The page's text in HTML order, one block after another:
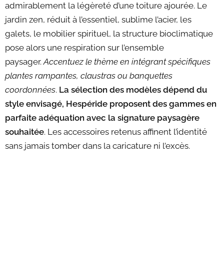
admirablement la légèreté d’une toiture ajourée. Le
jardin zen, réduit à l’essentiel, sublime l’acier, les
galets, le mobilier spirituel, la structure bioclimatique
pose alors une respiration sur l’ensemble
paysager.Accentuez le thème en intégrant spécifiques
plantes rampantes, claustras ou banquettes
coordonnées. La sélection des modèles dépend du
style envisagé, Hespéride proposent des gammes en
parfaite adéquation avec la signature paysagère
souhaitée. Les accessoires retenus affinent l’identité
sans jamais tomber dans la caricature ni l’excès.